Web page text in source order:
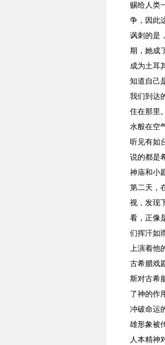
赐给人类
争，因此
讽刺的是
期，她成
成为土耳
知道自己
我们到达
住在那里
水般在空
听见有如
说的都是
神庙和小
第二天，
视，发现
看，正像
们挥汗如
上演着他
古希腊戏
斯对古希
了神的作
冲破命运
雄形象被
人本精神